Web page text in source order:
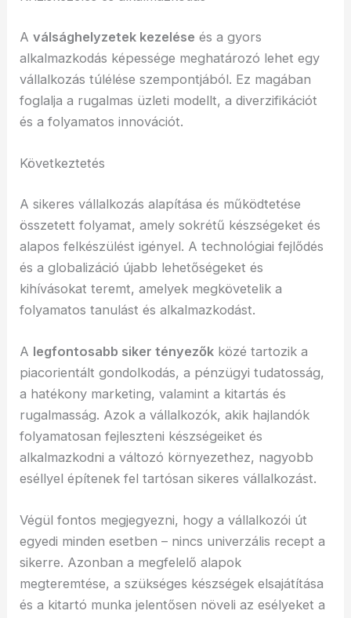
Aválsághelyzetek kezelése és a gyors
alkalmazkodás képessége meghatározó lehet egy
vállalkozás túlélése szempontjából. Ez magában
foglalja a rugalmas üzleti modellt, a diverzifikációt
és a folyamatos innovációt.
Következtetés
A sikeres vállalkozás alapítása és működtetése
összetett folyamat, amely sokrétű készségeket és
alapos felkészülést igényel. A technológiai fejlődés
és a globalizáció újabb lehetőségeket és
kihívásokat teremt, amelyek megkövetelik a
folyamatos tanulást és alkalmazkodást.
A legfontosabb siker tényezők közé tartozik a
piacorientált gondolkodás, a pénzügyi tudatosság,
a hatékony marketing, valamint a kitartás és
rugalmasság. Azok a vállalkozók, akik hajlandók
folyamatosan fejleszteni készségeiket és
alkalmazkodni a változó környezethez, nagyobb
eséllyel építenek fel tartósan sikeres vállalkozást.
Végül fontos megjegyezni, hogy a vállalkozói út
egyedi minden esetben – nincs univerzális recept a
sikerre. Azonban a megfelelő alapok
megteremtése, a szükséges készségek elsajátítása
és a kitartó munka jelentősen növeli az esélyeket a